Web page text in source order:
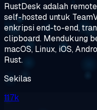
RustDesk adalah
self-hosted untuk
enkripsi end-to-end,
clipboard. Mendukung
macOS, Linux, iOS,
Rust.
Sekilas
117k